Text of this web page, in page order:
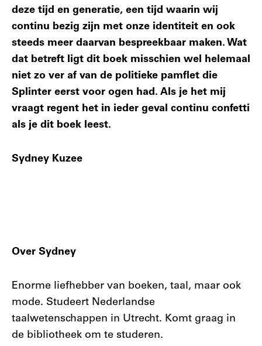
deze tijd en generatie, een tijd waarin wij
continu bezig zijn met onze identiteit en ook
steeds meer daarvan bespreekbaar maken. Wat
dat betreft ligt dit boek misschien wel helemaal
niet zo ver af van de politieke pamflet die
Splinter eerst voor ogen had. Als je het mij
vraagt regent het in ieder geval continu confetti
als je dit boek leest.
Sydney Kuzee
Over Sydney
Enorme liefhebber van boeken, taal, maar ook
mode. Studeert Nederlandse
taalwetenschappen in Utrecht. Komt graag in
de bibliotheek om te studeren.